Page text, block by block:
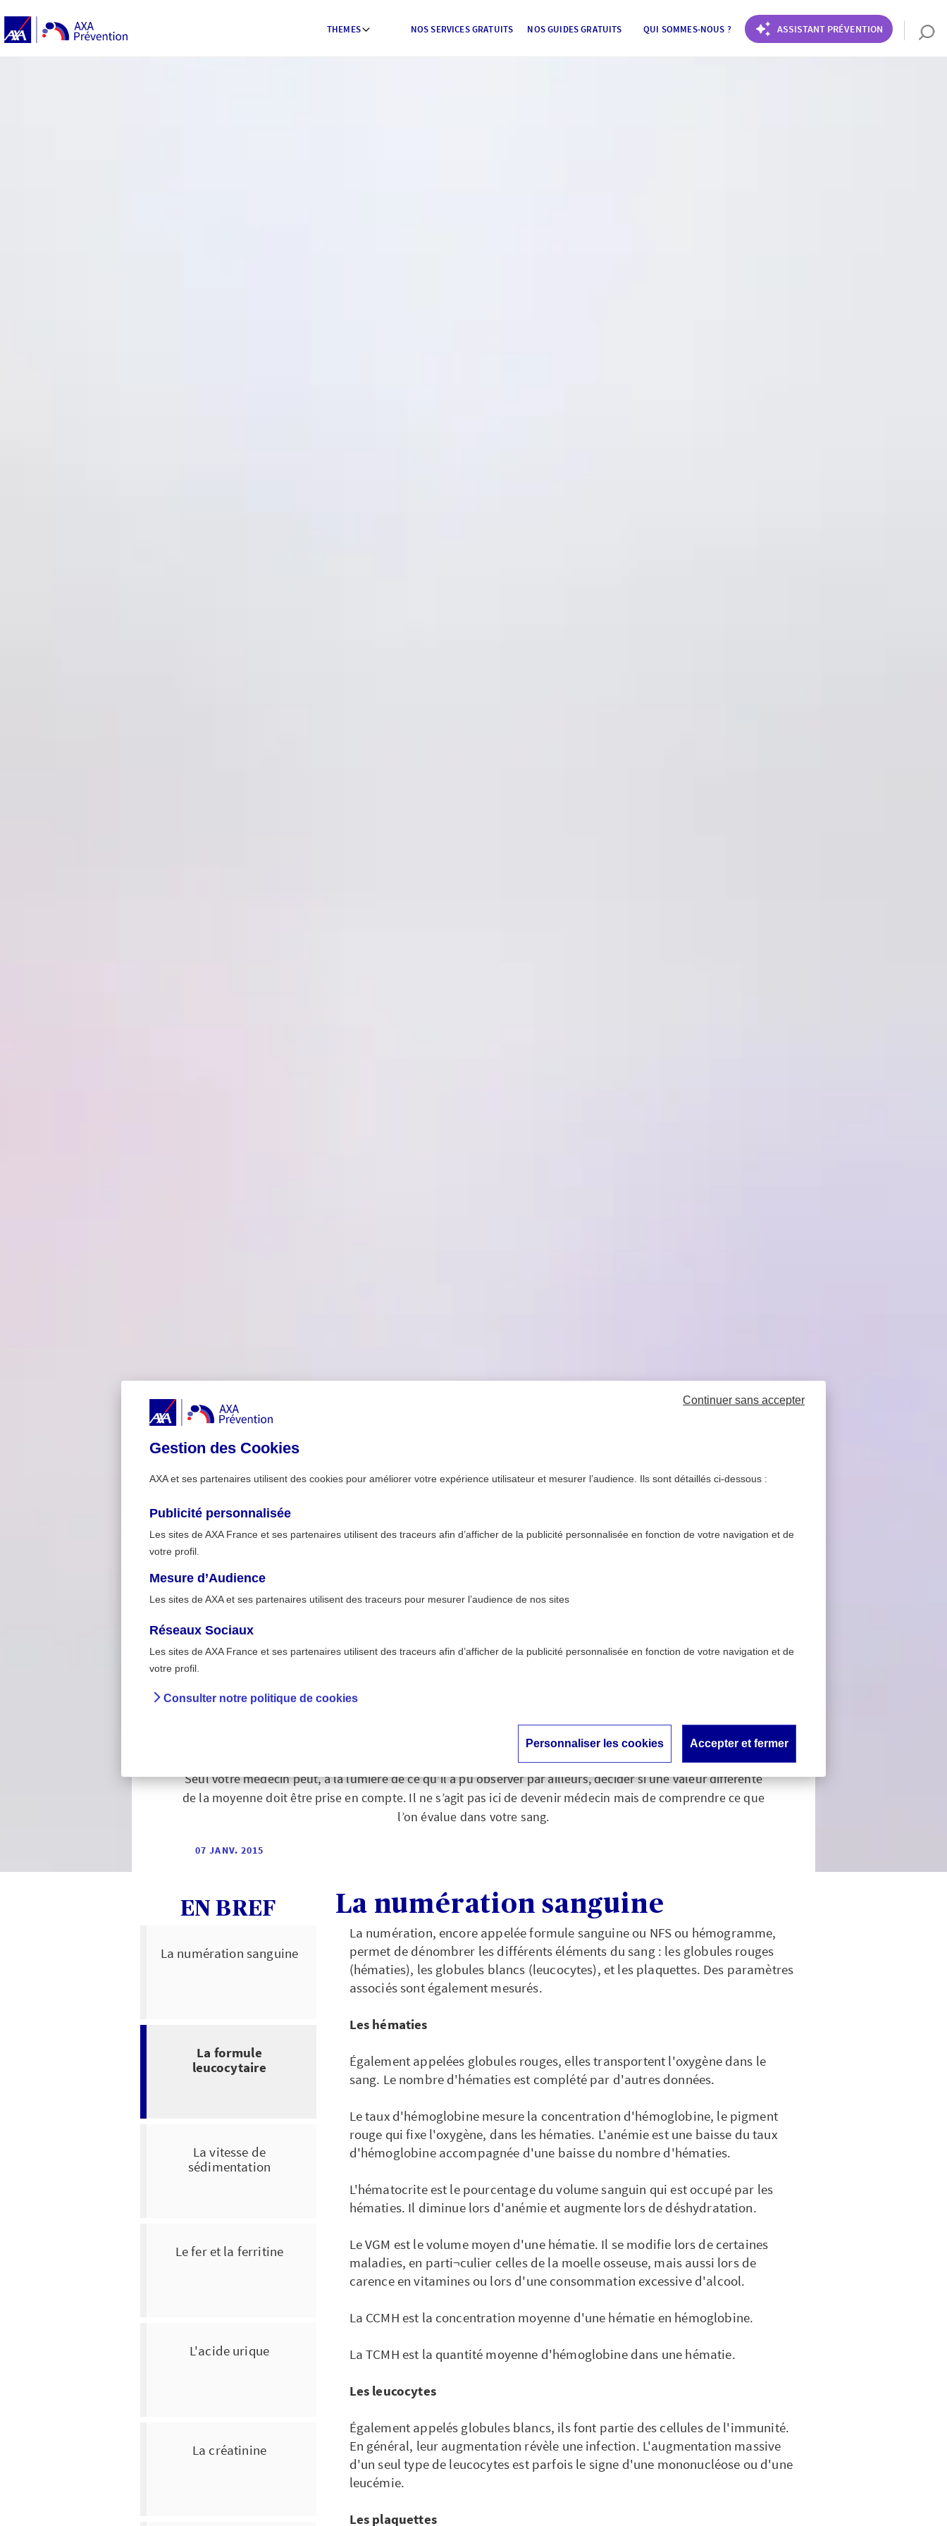
THEMES NOS SERVICES GRATUITS NOS GUIDES GRATUITS QUI SOMMES-NOUS ? ASSISTANT PRÉVENTION
Accueil
Comprendre une prise de sang
Voici quelques bases pour mieux appréhender vos résultats d’analyses lors d’un bilan sanguin. Attention !
Seul votre médecin peut, à la lumière de ce qu'il a pu observer par ailleurs, décider si une valeur différente
de la moyenne doit être prise en compte. Il ne s’agit pas ici de devenir médecin mais de comprendre ce que
l’on évalue dans votre sang.
07 JANV. 2015
EN BREF
La numération sanguine
La formule
leucocytaire
La vitesse de
sédimentation
Le fer et la ferritine
L'acide urique
La créatinine
La numération sanguine
La numération, encore appelée formule sanguine ou NFS ou hémogramme,
permet de dénombrer les différents éléments du sang : les globules rouges
(hématies), les globules blancs (leucocytes), et les plaquettes. Des paramètres
associés sont également mesurés.
Les hématies
Également appelées globules rouges, elles transportent l'oxygène dans le
sang. Le nombre d'hématies est complété par d'autres données.
Le taux d'hémoglobine mesure la concentration d'hémoglobine, le pigment
rouge qui fixe l'oxygène, dans les hématies. L'anémie est une baisse du taux
d'hémoglobine accompagnée d'une baisse du nombre d'hématies.
L'hématocrite est le pourcentage du volume sanguin qui est occupé par les
hématies. Il diminue lors d'anémie et augmente lors de déshydratation.
Le VGM est le volume moyen d'une hématie. Il se modifie lors de certaines
maladies, en parti¬culier celles de la moelle osseuse, mais aussi lors de
carence en vitamines ou lors d'une consommation excessive d'alcool.
La CCMH est la concentration moyenne d'une hématie en hémoglobine.
La TCMH est la quantité moyenne d'hémoglobine dans une hématie.
Les leucocytes
Également appelés globules blancs, ils font partie des cellules de l'immunité.
En général, leur augmentation révèle une infection. L'augmentation massive
d'un seul type de leucocytes est parfois le signe d'une mononucléose ou d'une
leucémie.
Les plaquettes
Gestion des Cookies
AXA et ses partenaires utilisent des cookies pour améliorer votre expérience utilisateur et mesurer l’audience. Ils sont détaillés ci-dessous :
Publicité personnalisée
Les sites de AXA France et ses partenaires utilisent des traceurs afin d’afficher de la publicité personnalisée en fonction de votre navigation et de
votre profil.
Mesure d’Audience
Les sites de AXA et ses partenaires utilisent des traceurs pour mesurer l’audience de nos sites
Réseaux Sociaux
Les sites de AXA France et ses partenaires utilisent des traceurs afin d’afficher de la publicité personnalisée en fonction de votre navigation et de
votre profil.
Consulter notre politique de cookies
Continuer sans accepter
Personnaliser les cookies Accepter et fermer